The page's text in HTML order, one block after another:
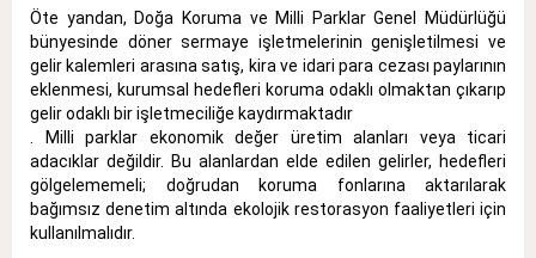
Öte yandan, Doğa Koruma ve Milli Parklar Genel Müdürlüğü
bünyesinde döner sermaye işletmelerinin genişletilmesi ve
gelir kalemleri arasına satış, kira ve idari para cezası paylarının
eklenmesi, kurumsal hedefleri koruma odaklı olmaktan çıkarıp
gelir odaklı bir işletmeciliğe kaydırmaktadır
Milli parklar ekonomik değer üretim alanları veya ticari
adacıklar değildir.
Bu alanlardan elde edilen gelirler, hedefleri
gölgelememeli; doğrudan koruma fonlarına aktarılarak
bağımsız denetim altında ekolojik restorasyon faaliyetleri için
kullanılmalıdır.